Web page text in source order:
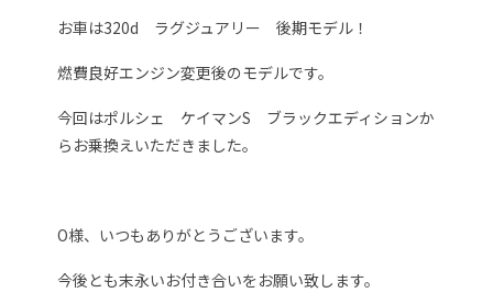
お車は320d ラグジュアリー 後期モデル！
燃費良好エンジン変更後のモデルです。
今回はポルシェ ケイマンS ブラックエディションか
らお乗換えいただきました。
O様、いつもありがとうございます。
今後とも末永いお付き合いをお願い致します。